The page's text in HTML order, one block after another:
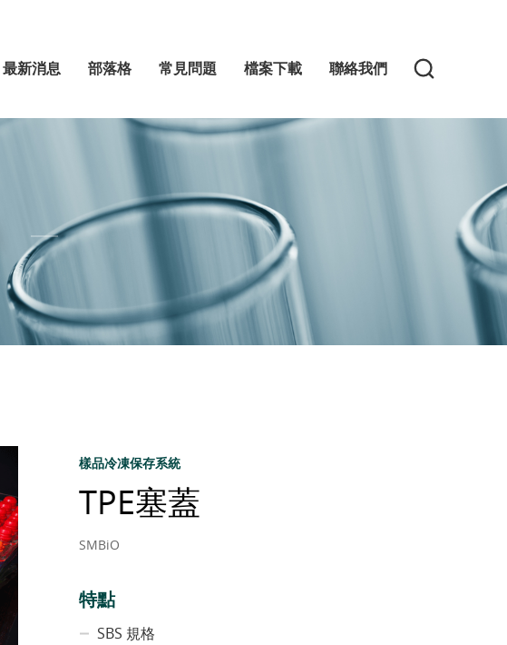
最新消息 部落格 常見問題 檔案下載 聯絡我們
樣品冷凍保存系統
TPE塞蓋
SMBiO
特點
SBS 規格